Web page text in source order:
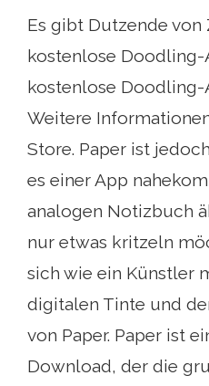
Es gibt Dutzende
kostenlose Doodling-
kostenlose Doodling-
Weitere
Store. Paper ist
es einer App
analogen Notizbuch
nur etwas kritzeln
sich wie ein Künstler
digitalen Tinte und
von Paper. Paper ist
Download, der die